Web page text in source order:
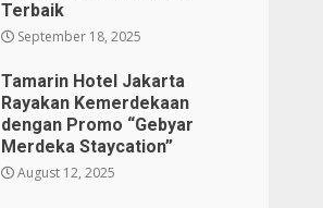
Terbaik
September 18, 2025
Tamarin Hotel Jakarta
Rayakan Kemerdekaan
dengan Promo “Gebyar
Merdeka Staycation”
August 12, 2025